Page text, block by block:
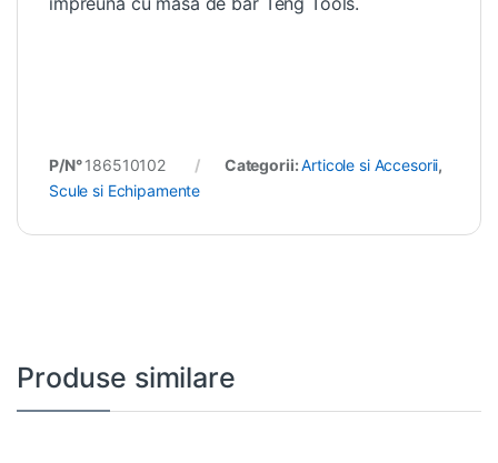
P/N°186510102 Categorii:Articole si Accesorii,
Scule si Echipamente
Produse similare